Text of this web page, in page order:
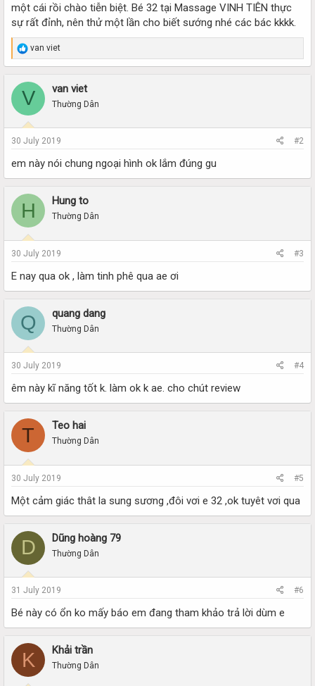
một cái rồi chào tiễn biệt. Bé 32 tại Massage VINH TIÊN thực
sự rất đỉnh, nên thử một lần cho biết sướng nhé các bác kkkk.
R
e
a
c
t
i
o
n
s
van viet
V van viet
Thường Dân
30 July 2019 #2
em này nói chung ngoại hình ok lắm đúng gu
H Hung to
Thường Dân
30 July 2019 #3
E nay qua ok , làm tinh phê qua ae ơi
Q quang dang
Thường Dân
30 July 2019 #4
êm này kĩ năng tốt k. làm ok k ae. cho chút review
T Teo hai
Thường Dân
30 July 2019 #5
Một cảm giác thât la sung sương ,đôi vơi e 32 ,ok tuyêt vơi qua
D Dũng hoàng 79
Thường Dân
31 July 2019 #6
Bé này có ổn ko mấy báo em đang tham khảo trả lời dùm e
K Khải trần
Thường Dân